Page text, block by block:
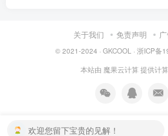
关于我们 免责声明
© 2021-2024 · GKCOOL · 浙ICP备
本站由 魔果云计算 提供计
欢迎您留下宝贵的见解！